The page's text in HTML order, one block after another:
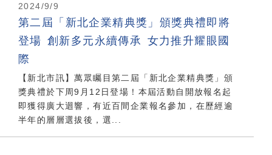
2024/9/9
第二屆「新北企業精典獎」頒獎典禮即將
登場 創新多元永續傳承 女力推升耀眼國
際
【新北市訊】萬眾矚目第二屆「新北企業精典獎」頒
獎典禮於下周9月12日登場！本屆活動自開放報名起
即獲得廣大迴響，有近百間企業報名參加，在歷經逾
半年的層層選拔後，選...